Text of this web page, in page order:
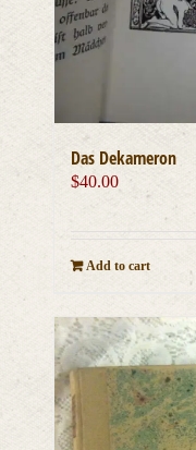
Das Dekameron
$40.00
Add to cart